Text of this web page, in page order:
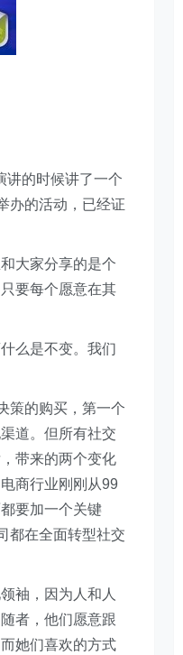
讲的时候讲了一个
办的活动，已经证
大家分享的是个
要每个愿意在其
么是不变。我们
策的购买，第一个
道。但所有社交
带来的两个变化
商行业刚刚从99
要加一个关键
都在全面转型社交
袖，因为人和人
者，他们愿意跟
她们喜欢的方式